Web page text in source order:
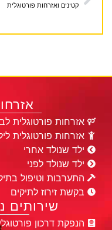
קטינים ואזרחות פורטוגלית
אזרחות פורטוגלית
אזרחות פורטוגלית
ילד שנולד אחרי
ילד שנולד לפני
התערבות וטיפול
בקשת זירוז לתיקים
שירותים
הנפקת דרכון